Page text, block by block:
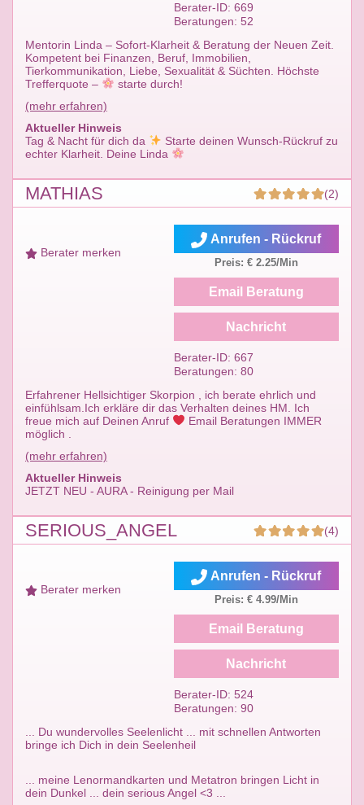
Mentorin Linda – Sofort-Klarheit & Beratung der Neuen Zeit.
Kompetent bei Finanzen, Beruf, Immobilien,
Tierkommunikation, Liebe, Sexualität & Süchten. Höchste
Trefferquote –
starte durch!
(mehr erfahren)
Aktueller Hinweis
Tag & Nacht für dich da
Starte deinen Wunsch-Rückruf zu
echter Klarheit. Deine Linda
Berater-ID: 669
Beratungen: 52
MATHIAS (2)
Berater merken
Erfahrener Hellsichtiger Skorpion , ich berate ehrlich und
einfühlsam.Ich erkläre dir das Verhalten deines HM. Ich
freue mich auf Deinen Anruf
Email Beratungen IMMER
möglich .
(mehr erfahren)
Aktueller Hinweis
JETZT NEU - AURA - Reinigung per Mail
Anrufen - Rückruf
Preis: € 2.25/Min
Email Beratung
Nachricht
Berater-ID: 667
Beratungen: 80
SERIOUS_ANGEL (4)
Berater merken
... Du wundervolles Seelenlicht ... mit schnellen Antworten
bringe ich Dich in dein Seelenheil
... meine Lenormandkarten und Metatron bringen Licht in
dein Dunkel ... dein serious Angel <3 ...
Anrufen - Rückruf
Preis: € 4.99/Min
Email Beratung
Nachricht
Berater-ID: 524
Beratungen: 90